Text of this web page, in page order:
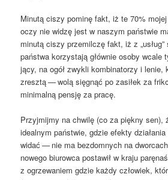
Minu­tą ciszy pomi­nę fakt, iż te 70%
oczy nie widzę jest w naszym pań­stwie
minu­tą ciszy prze­mil­czę fakt, iż z
pań­stwa korzy­sta­ją głów­nie oso­by wca­le
ją­cy, na ogół zwy­kli kom­bi­na­to­rzy i
zresz­tą — wolą się­gnąć po zasi­łek za
mini­mal­ną pen­sję za pracę.
Przyj­mij­my na chwi­lę (co za pięk­ny sen),
ide­al­nym pań­stwie, gdzie efek­ty
widać — nie ma bez­dom­nych na
nowe­go biu­row­ca posta­wił w kra­ju
z ogrze­wa­niem gdzie każ­dy czło­wiek,